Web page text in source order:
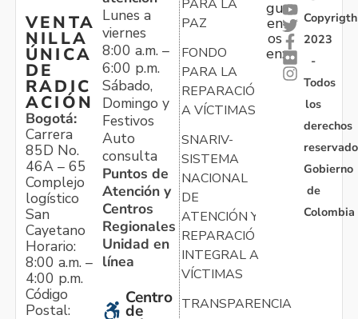
VENTA
NILLA
ÚNICA
DE
RADIC
ACIÓN
Bogotá:
Carrera
85D No.
46A – 65
Complejo
logístico
San
Cayetano
Horario:
8:00 a.m. –
4:00 p.m.
Código
Postal:
Lunes a
viernes
8:00 a.m. –
6:00 p.m.
Sábado,
Domingo y
Festivos
Auto
consulta
Puntos de
Atención y
Centros
Regionales
Unidad en
línea
Centro
de
PARA LA
PAZ
FONDO
PARA LA
REPARACIÓN
A VÍCTIMAS
SNARIV-
SISTEMA
NACIONAL
DE
ATENCIÓN Y
REPARACIÓN
INTEGRAL A
VÍCTIMAS
TRANSPARENCIA
gu
en
os
en:
Copyrigth
2023
-
Todos
los
derechos
Gobierno
de
Colombia